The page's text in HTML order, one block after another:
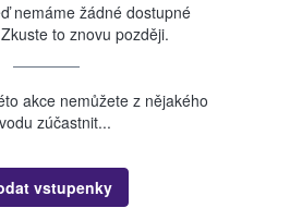
nemáme žádné dostupné
to znovu později.
akce nemůžete z nějakého
zúčastnit...
vstupenky